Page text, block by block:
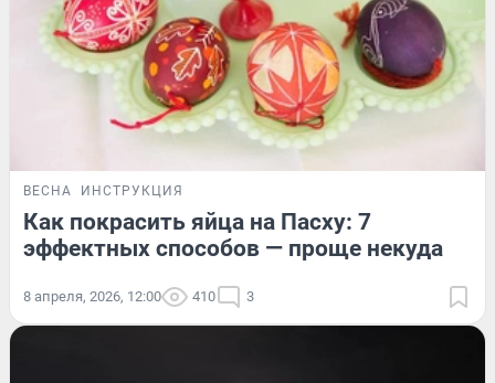
ВЕСНА ИНСТРУКЦИЯ
Как покрасить яйца на Пасху: 7
эффектных способов — проще некуда
8 апреля, 2026, 12:00 410 3